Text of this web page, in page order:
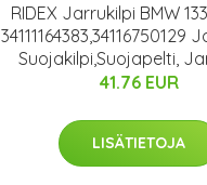
RIDEX Jarrukilpi BMW
34111164383,34116750129
Suojakilpi,Suojapelti,
41.76 EUR
LISÄTIETOJA